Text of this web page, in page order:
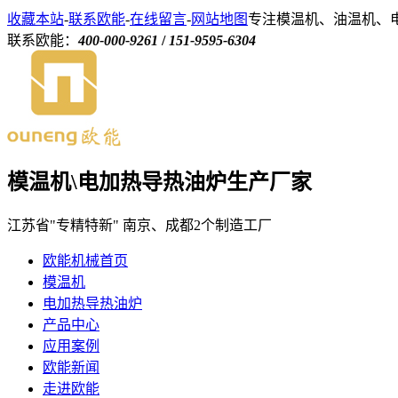
收藏本站-联系欧能-在线留言-网站地图专注模温机、油温机、
联系欧能：400-000-9261 / 151-9595-6304
模温机\电加热导热油炉生产厂家
江苏省"专精特新" 南京、成都2个制造工厂
欧能机械首页
模温机
电加热导热油炉
产品中心
应用案例
欧能新闻
走进欧能